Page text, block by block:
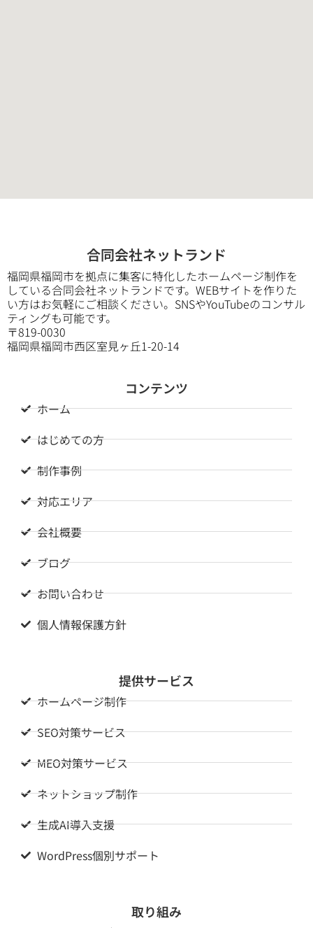
合同会社ネットランド
福岡県福岡市を拠点に集客に特化したホームページ制作を
している合同会社ネットランドです。WEBサイトを作りた
い方はお気軽にご相談ください。SNSやYouTubeのコンサル
ティングも可能です。
〒819-0030
福岡県福岡市西区室見ヶ丘1-20-14
コンテンツ
ホーム
はじめての方
制作事例
対応エリア
会社概要
ブログ
お問い合わせ
個人情報保護方針
提供サービス
ホームページ制作
SEO対策サービス
MEO対策サービス
ネットショップ制作
生成AI導入支援
WordPress個別サポート
取り組み